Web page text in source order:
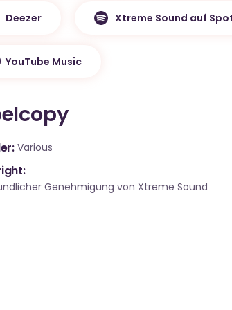
Deezer Xtreme Sound auf
YouTube Music
Various
Genehmigung von Xtreme Sound